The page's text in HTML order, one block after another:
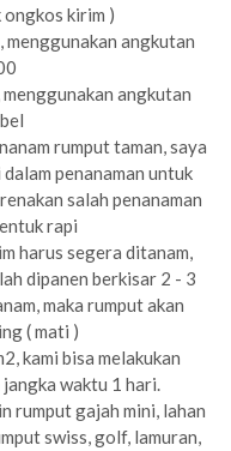
ongkos kirim )
angkutan
angkutan
rumput taman, saya
penanaman untuk
salah penanaman
rapi
harus segera ditanam,
dipanen berkisar 2 - 3
maka rumput akan
( mati )
kami bisa melakukan
waktu 1 hari.
rumput gajah mini, lahan
swiss, golf, lamuran,